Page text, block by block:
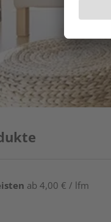
ab 4,00 € / lfm